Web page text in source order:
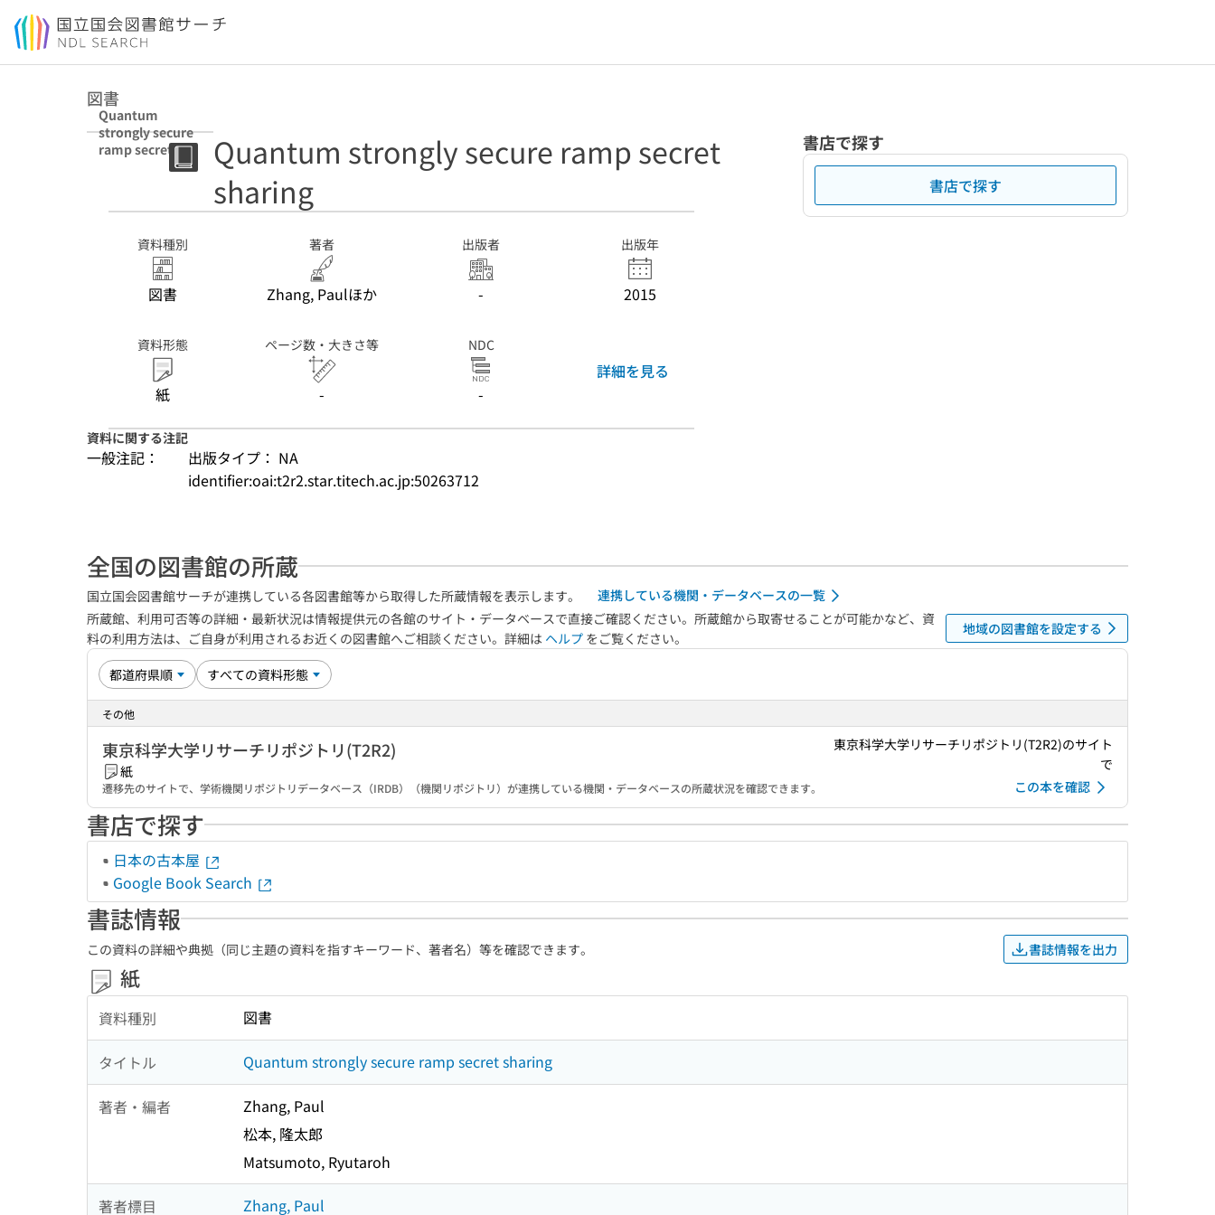
本文へ移動
図書
Quantum
strongly secure
ramp secret
Quantum strongly secure ramp secret
sharing
資料種別
図書
著者
Zhang, Paulほか
出版者
-
出版年
2015
資料形態
紙
ページ数・大きさ等
-
NDC
-
詳細を見る
資料に関する注記
一般注記：
出版タイプ： NA
identifier:oai:t2r2.star.titech.ac.jp:50263712
書店で探す
書店で探す
全国の図書館の所蔵
国立国会図書館サーチが連携している各図書館等から取得した所蔵情報を表示します。
連携している機関・データベースの一覧
所蔵館、利用可否等の詳細・最新状況は情報提供元の各館のサイト・データベースで直接ご確認ください。所蔵館から取寄せることが可能かなど、資
料の利用方法は、ご自身が利用されるお近くの図書館へご相談ください。詳細は ヘルプ をご覧ください。
地域の図書館を設定する
その他
東京科学大学リサーチリポジトリ(T2R2)
紙
遷移先のサイトで、学術機関リポジトリデータベース（IRDB）（機関リポジトリ）が連携している機関・データベースの所蔵状況を確認できます。
東京科学大学リサーチリポジトリ(T2R2)のサイト
で
この本を確認
書店で探す
日本の古本屋
Google Book Search
書誌情報
この資料の詳細や典拠（同じ主題の資料を指すキーワード、著者名）等を確認できます。 書誌情報を出力
紙
資料種別 図書
タイトル Quantum strongly secure ramp secret sharing
著者・編者
Zhang, Paul
松本, 隆太郎
Matsumoto, Ryutaroh
著者標目 Zhang, Paul